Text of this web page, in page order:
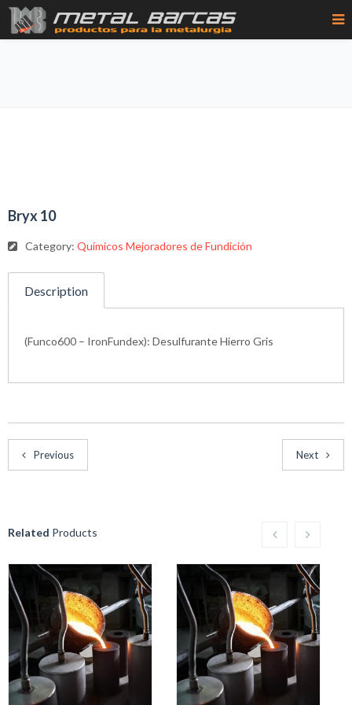
Bryx 10
Category: Químicos Mejoradores de Fundición
Description
(Funco600 – IronFundex): Desulfurante Hierro Gris
Previous Next
Related Products